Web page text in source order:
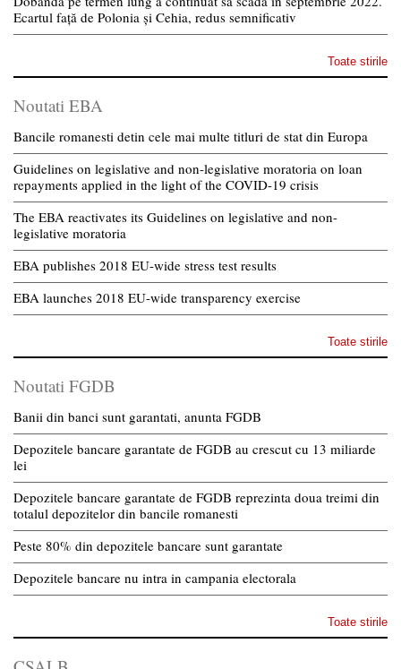
Ecartul față de Polonia și Cehia, redus semnificativ
Toate stirile
Noutati EBA
Bancile romanesti detin cele mai multe titluri de stat din Europa
Guidelines on legislative and non-legislative moratoria on loan
repayments applied in the light of the COVID-19 crisis
The EBA reactivates its Guidelines on legislative and non-
legislative moratoria
EBA publishes 2018 EU-wide stress test results
EBA launches 2018 EU-wide transparency exercise
Toate stirile
Noutati FGDB
Banii din banci sunt garantati, anunta FGDB
Depozitele bancare garantate de FGDB au crescut cu 13 miliarde
lei
Depozitele bancare garantate de FGDB reprezinta doua treimi din
totalul depozitelor din bancile romanesti
Peste 80% din depozitele bancare sunt garantate
Depozitele bancare nu intra in campania electorala
Toate stirile